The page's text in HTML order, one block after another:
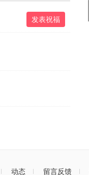
发表祝福
动态 留言反馈